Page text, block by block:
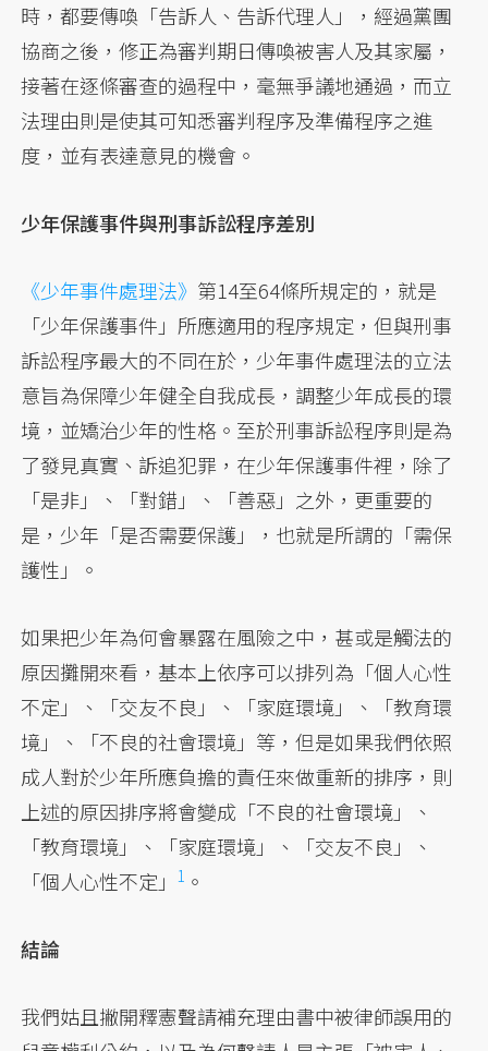
時，都要傳喚「告訴人、告訴代理人」，經過黨團
協商之後，修正為審判期日傳喚被害人及其家屬，
接著在逐條審查的過程中，毫無爭議地通過，而立
法理由則是使其可知悉審判程序及準備程序之進
度，並有表達意見的機會。
少年保護事件與刑事訴訟程序差別
《少年事件處理法》 第14至64條所規定的，就是
「少年保護事件」所應適用的程序規定，但與刑事
訴訟程序最大的不同在於，少年事件處理法的立法
意旨為保障少年健全自我成長，調整少年成長的環
境，並矯治少年的性格。至於刑事訴訟程序則是為
了發見真實、訴追犯罪，在少年保護事件裡，除了
「是非」、「對錯」、「善惡」之外，更重要的
是，少年「是否需要保護」，也就是所謂的「需保
護性」。
如果把少年為何會暴露在風險之中，甚或是觸法的
原因攤開來看，基本上依序可以排列為「個人心性
不定」、「交友不良」、「家庭環境」、「教育環
境」、「不良的社會環境」等，但是如果我們依照
成人對於少年所應負擔的責任來做重新的排序，則
上述的原因排序將會變成「不良的社會環境」、
「教育環境」、「家庭環境」、「交友不良」、
「個人心性不定」1 。
結論
我們姑且撇開釋憲聲請補充理由書中被律師誤用的